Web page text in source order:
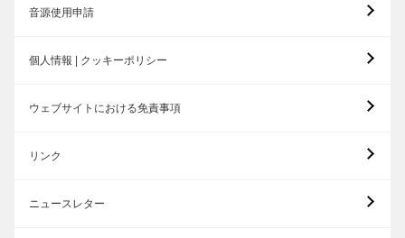
音源使用申請
個人情報 | クッキーポリシー
ウェブサイトにおける免責事項
リンク
ニュースレター